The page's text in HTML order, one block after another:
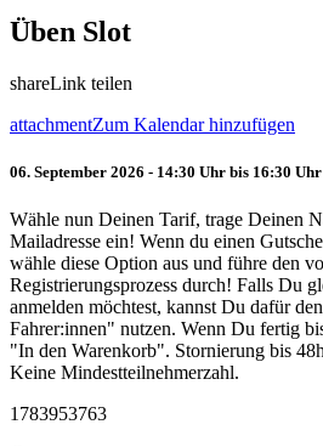
Üben Slot
shareLink teilen
attachmentZum Kalendar hinzufügen
06. September 2026 - 14:30 Uhr bis 16:30 Uhr
Wähle nun Deinen Tarif, trage Deinen
Mailadresse ein! Wenn du einen
wähle diese Option aus und führe den
Registrierungsprozess durch! Falls Du
anmelden möchtest, kannst Du dafür
Fahrer:innen" nutzen. Wenn Du fertig
"In den Warenkorb". Stornierung bis
Keine Mindestteilnehmerzahl.
1783953763